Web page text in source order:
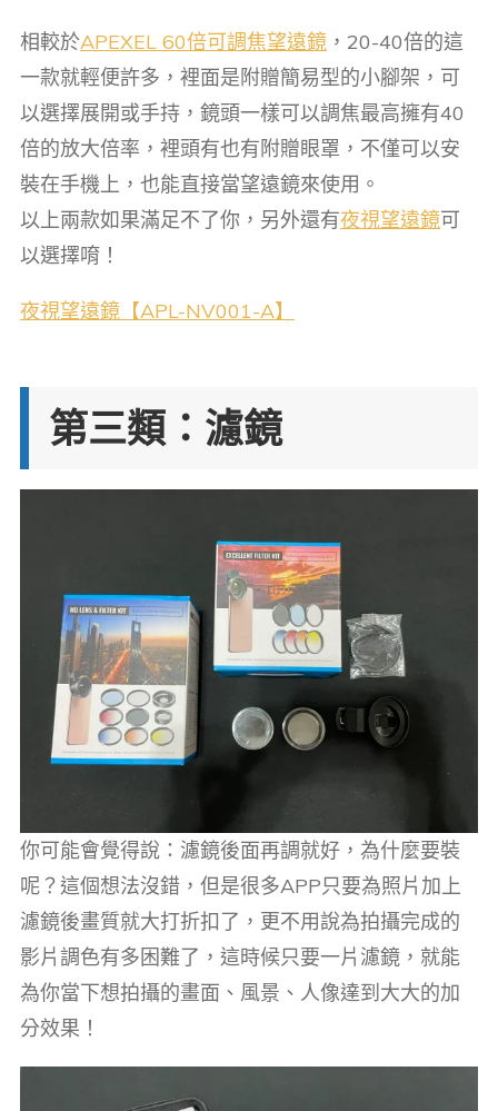
相較於APEXEL 60倍可調焦望遠鏡 ，20-40倍的這
一款就輕便許多，裡面是附贈簡易型的小腳架，可
以選擇展開或手持，鏡頭一樣可以調焦最高擁有40
倍的放大倍率，裡頭有也有附贈眼罩，不僅可以安
裝在手機上，也能直接當望遠鏡來使用。
以上兩款如果滿足不了你，另外還有夜視望遠鏡可
以選擇唷！
夜視望遠鏡【APL-NV001-A】
第三類：濾鏡
你可能會覺得說：濾鏡後面再調就好，為什麼要裝
呢？這個想法沒錯，但是很多APP只要為照片加上
濾鏡後畫質就大打折扣了，更不用說為拍攝完成的
影片調色有多困難了，這時候只要一片濾鏡，就能
為你當下想拍攝的畫面、風景、人像達到大大的加
分效果！